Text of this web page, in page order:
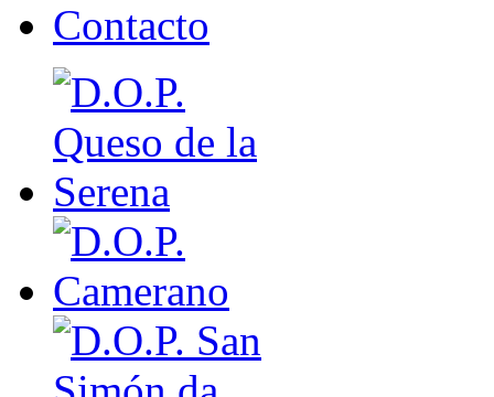
Contacto